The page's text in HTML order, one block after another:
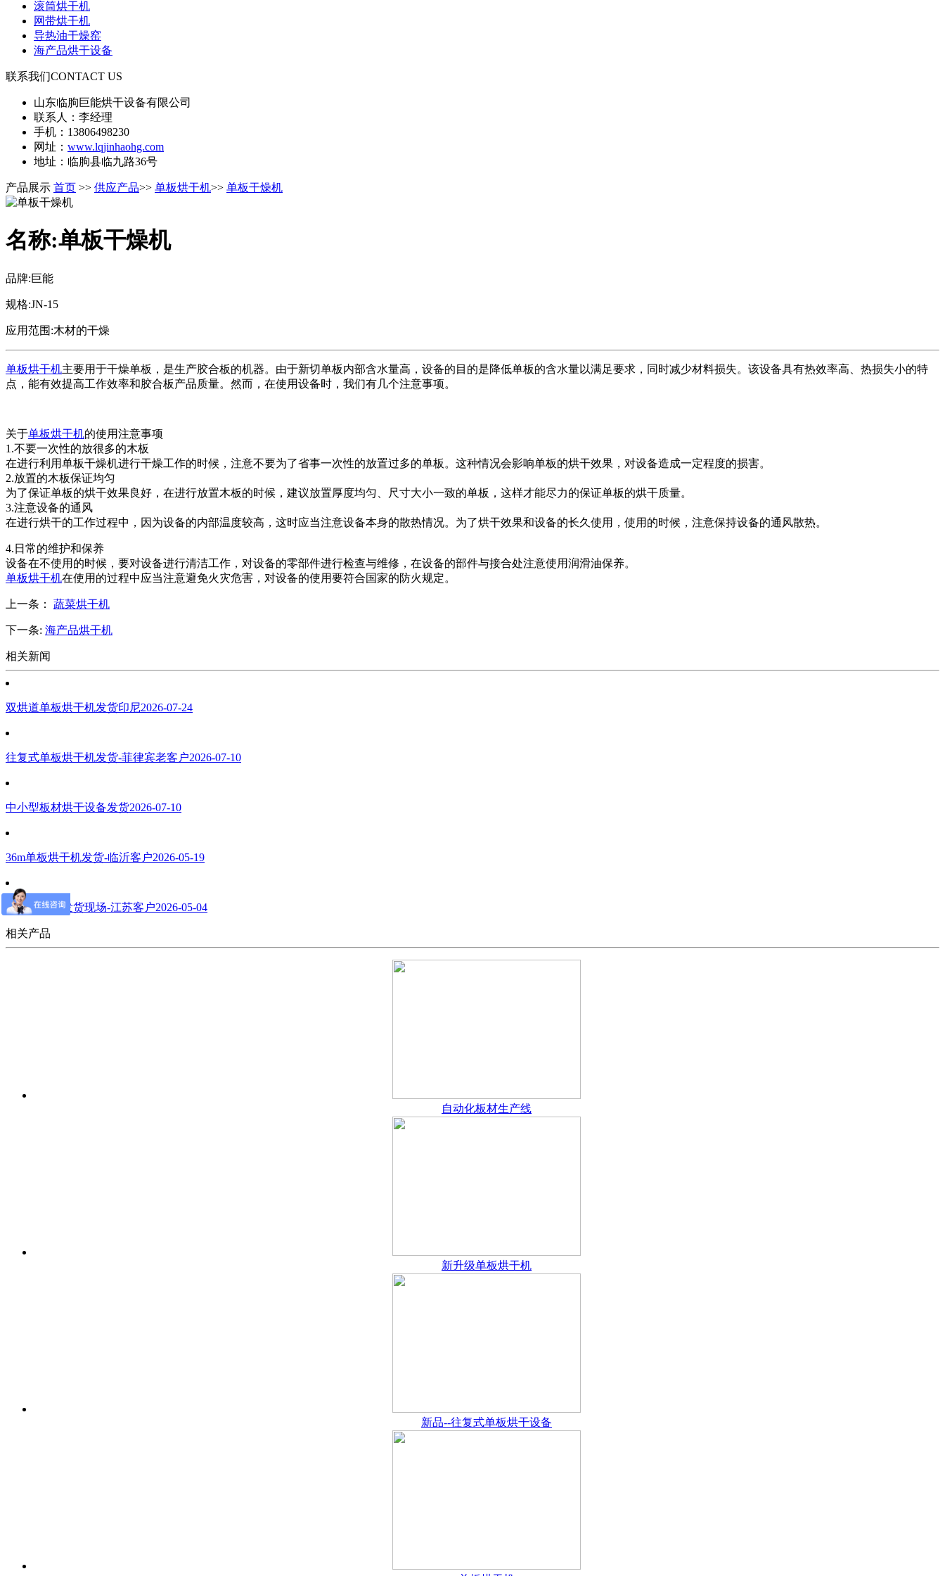
滚筒烘干机
网带烘干机
导热油干燥窑
海产品烘干设备
联系我们CONTACT US
山东临朐巨能烘干设备有限公司
联系人：李经理
手机：13806498230
网址： www.lqjinhaohg.com
地址：临朐县临九路36号
产品展示 首页 >> 供应产品>> 单板烘干机>> 单板干燥机
名称:单板干燥机
品牌:巨能
规格:JN-15
应用范围:木材的干燥
单板烘干机主要用于干燥单板，是生产胶合板的机器。由于新切单板内部含水量高，设备的目的是降低单板的含水量以满足要求，同时减少材料损失。该设备具有热效率高、热损失小的特
点，能有效提高工作效率和胶合板产品质量。然而，在使用设备时，我们有几个注意事项。
关于单板烘干机的使用注意事项
1.不要一次性的放很多的木板
在进行利用单板干燥机进行干燥工作的时候，注意不要为了省事一次性的放置过多的单板。这种情况会影响单板的烘干效果，对设备造成一定程度的损害。
2.放置的木板保证均匀
为了保证单板的烘干效果良好，在进行放置木板的时候，建议放置厚度均匀、尺寸大小一致的单板，这样才能尽力的保证单板的烘干质量。
3.注意设备的通风
在进行烘干的工作过程中，因为设备的内部温度较高，这时应当注意设备本身的散热情况。为了烘干效果和设备的长久使用，使用的时候，注意保持设备的通风散热。
4.日常的维护和保养
设备在不使用的时候，要对设备进行清洁工作，对设备的零部件进行检查与维修，在设备的部件与接合处注意使用润滑油保养。
单板烘干机在使用的过程中应当注意避免火灾危害，对设备的使用要符合国家的防火规定。
上一条： 蔬菜烘干机
下一条: 海产品烘干机
相关新闻
双烘道单板烘干机发货印尼2026-07-24
往复式单板烘干机发货-菲律宾老客户2026-07-10
中小型板材烘干设备发货2026-07-10
36m单板烘干机发货-临沂客户2026-05-19
单板烘干机发货现场-江苏客户2026-05-04
相关产品
自动化板材生产线
新升级单板烘干机
新品--往复式单板烘干设备